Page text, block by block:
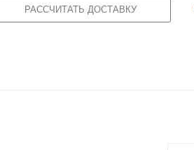
РАССЧИТАТЬ ДОСТАВКУ